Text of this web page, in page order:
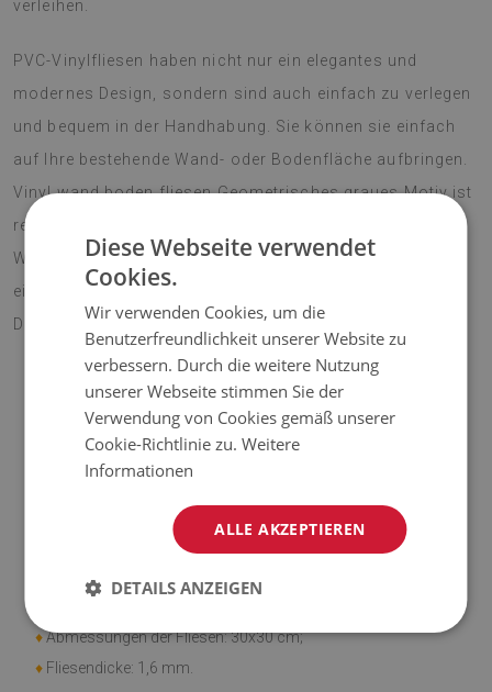
verleihen.
PVC-Vinylfliesen haben nicht nur ein elegantes und
modernes Design, sondern sind auch einfach zu verlegen
und bequem in der Handhabung. Sie können sie einfach
auf Ihre bestehende Wand- oder Bodenfläche aufbringen.
Vinyl wand boden fliesen Geometrisches graues Motiv ist
resistent gegen Feuchtigkeit und Kratzer. Es leitet die
Wärme gut und dämpft den Schall. Dank diesem ist es
eine ideale Alternative zu bekannten
Dekorationsmaterialien.
AUFMERKSAMKEIT!
Der angegebene Preis gilt für einen Satz von 9 Fliesen mit
♦Abmessungen der Fliesen: 30x30 cm;
♦ Fliesendicke: 1,6 mm.
Diese Webseite verwendet
Cookies.
Wir verwenden Cookies, um die
Benutzerfreundlichkeit unserer Website zu
verbessern. Durch die weitere Nutzung
unserer Webseite stimmen Sie der
Verwendung von Cookies gemäß unserer
Cookie-Richtlinie zu.Weitere
Informationen
ALLE AKZEPTIEREN
DETAILS ANZEIGEN